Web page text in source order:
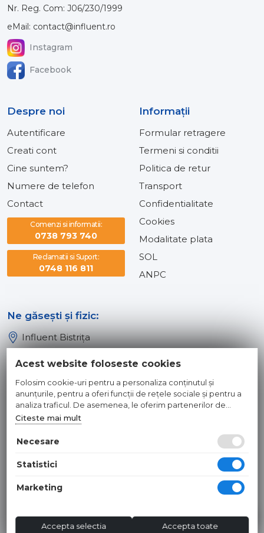
Nr. Reg. Com: J06/230/1999
eMail: contact@influent.ro
Instagram
Facebook
Despre noi
Autentificare
Creati cont
Cine suntem?
Numere de telefon
Contact
Comenzi si informatii:
0738 793 740
Reclamatii si Suport:
0748 116 811
Informaţii
Formular retragere
Termeni si conditii
Politica de retur
Transport
Confidentialitate
Cookies
Modalitate plata
SOL
ANPC
Ne găsești și fizic:
Influent Bistrița
Influent Dej
© 2026 INFLUENT SRL
Toate preturile sunt exprimate in lei si includ tva. Ofertele sunt
Hosted byNameBox
Acest website foloseste cookies
Folosim cookie-uri pentru a personaliza conținutul și
anunțurile, pentru a oferi funcții de rețele sociale și pentru a
analiza traficul. De asemenea, le oferim partenerilor de
rețele sociale, de publicitate și de analize informații cu privire
la modul în care folosiți site-ul nostru. Aceștia le pot combina
cu alte informații oferite de dvs. sau culese în urma folosirii
Citeste mai mult
Necesare
Statistici
Marketing
Accepta selectia Accepta toate